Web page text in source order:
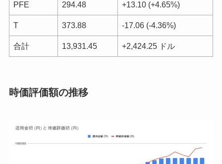
PFE 294.48 +13.10 (+4.65%)
T 373.88 -17.06 (-4.36%)
合計 13,931.45 +2,424.25 ドル
時価評価額の推移